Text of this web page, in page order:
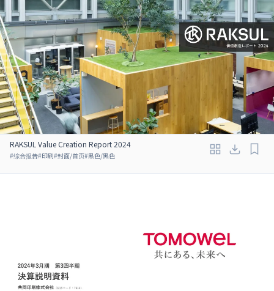
RAKSUL Value Creation Report 2024
#综合报告#印刷#封面/首页#黑色/黑色